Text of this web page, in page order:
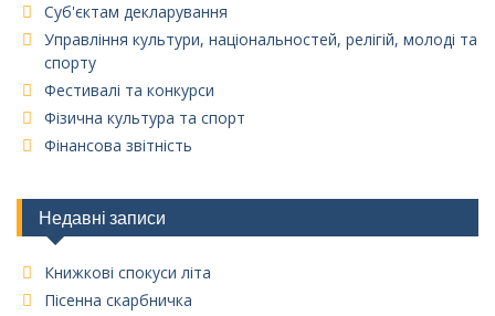
Суб'єктам декларування
Управління культури, національностей, релігій, молоді та
спорту
Фестивалі та конкурси
Фізична культура та спорт
Фінансова звітність
Недавні записи
Книжкові спокуси літа
Пісенна скарбничка